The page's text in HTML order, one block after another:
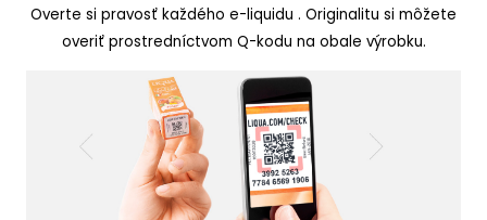
Overte si pravosť každého e-liquidu . Originalitu si môžete
overiť prostredníctvom Q-kodu na obale výrobku.